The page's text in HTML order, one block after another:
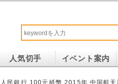
人気切手 イベント案内
人民銀行 100元紙幣 2015年 中国航